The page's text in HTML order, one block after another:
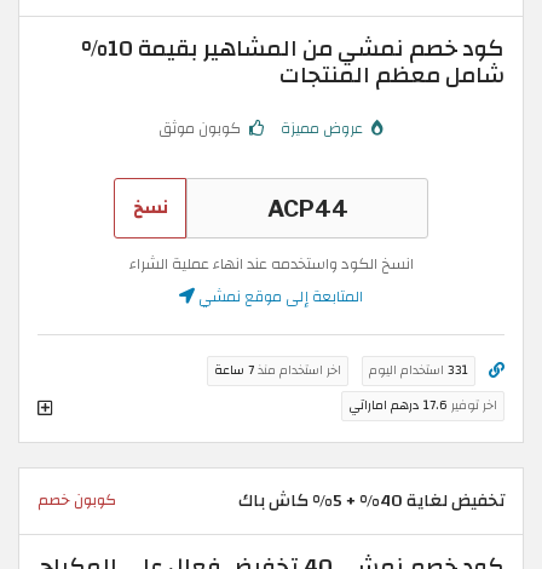
كود خصم نمشي من المشاهير بقيمة 10%
شامل معظم المنتجات
عروض مميزة كوبون موثق
نسخ
انسخ الكود واستخدمه عند انهاء عملية الشراء
المتابعة إلى موقع نمشي
331 استخدام اليوم اخر استخدام منذ7 ساعة
اخر توفير 17.6 درهم اماراتي
تخفيض لغاية 40% + 5% كاش باك كوبون خصم